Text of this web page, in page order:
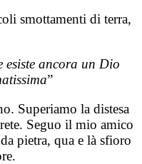
smottamenti di terra,
esiste ancora un Dio
”
Superiamo la distesa
Seguo il mio amico
pietra, qua e là sfioro